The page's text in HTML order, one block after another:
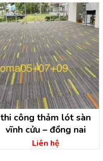
thi công thảm lót sàn
vĩnh cửu – đồng nai
Liên hệ